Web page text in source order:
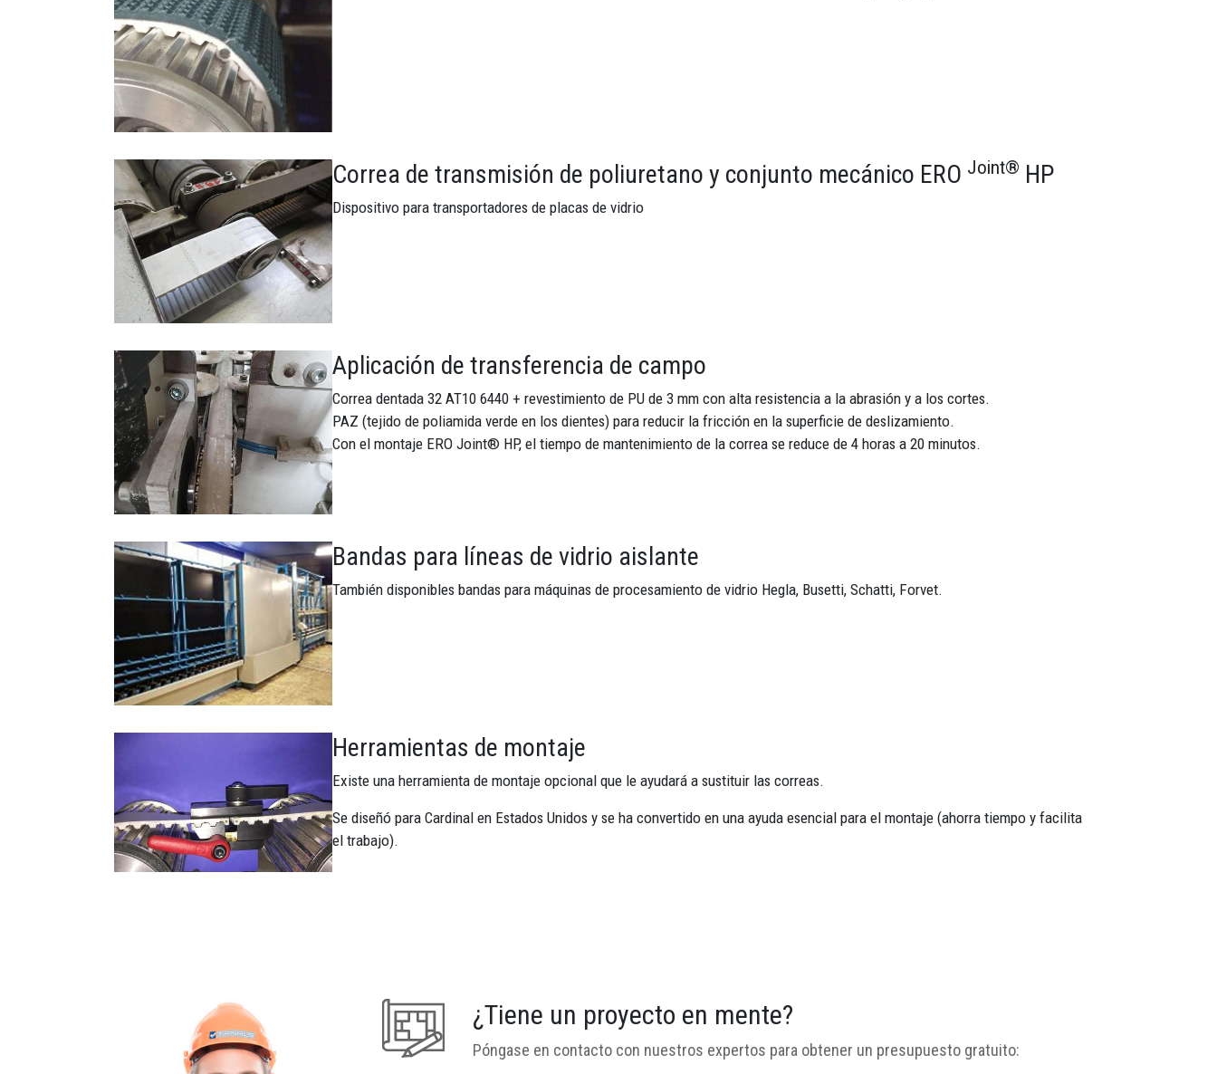
Imagen Correa de transmisión de poliuretano y conjunto mecánico ERO Joint® HP
Dispositivo para transportadores de placas de vidrio
Imagen Aplicación de transferencia de campo
Correa dentada 32 AT10 6440 + revestimiento de PU de 3 mm con alta resistencia a la abrasión y a los cortes.
PAZ (tejido de poliamida verde en los dientes) para reducir la fricción en la superficie de deslizamiento.
Con el montaje ERO Joint® HP, el tiempo de mantenimiento de la correa se reduce de 4 horas a 20 minutos.
Imagen Bandas para líneas de vidrio aislante
También disponibles bandas para máquinas de procesamiento de vidrio Hegla, Busetti, Schatti, Forvet.
Herramientas de montaje
Existe una herramienta de montaje opcional que le ayudará a sustituir las correas.
Se diseñó para Cardinal en Estados Unidos y se ha convertido en una ayuda esencial para el montaje (ahorra tiempo y facilita
el trabajo).
¿Tiene un proyecto en mente?
Póngase en contacto con nuestros expertos para obtener un presupuesto gratuito: